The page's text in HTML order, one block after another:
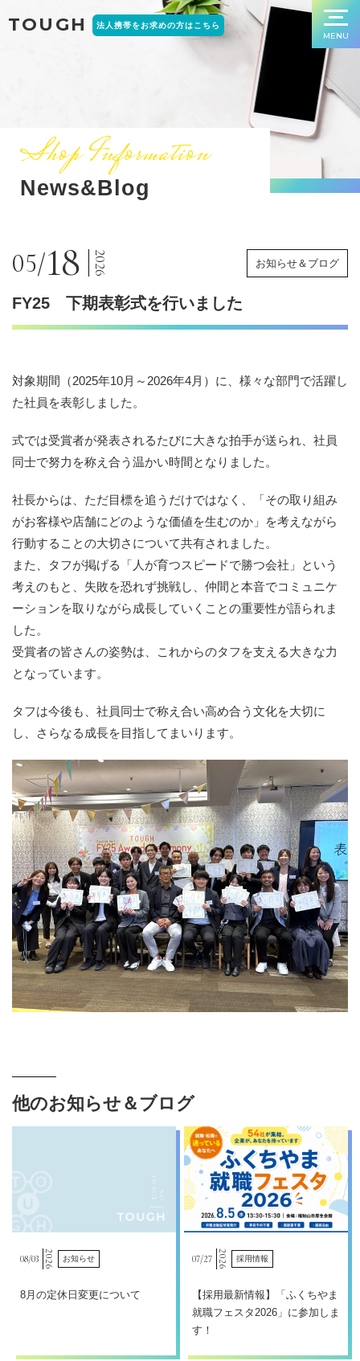
TOUGH 法人携帯をお求めの方はこちら
MENU
Shop Information
News&Blog
05/18 2026 お知らせ＆ブログ
FY25 下期表彰式を行いました
対象期間（2025年10月～2026年4月）に、様々な部門で活躍し
た社員を表彰しました。
式では受賞者が発表されるたびに大きな拍手が送られ、社員
同士で努力を称え合う温かい時間となりました。
社長からは、ただ目標を追うだけではなく、「その取り組み
がお客様や店舗にどのような価値を生むのか」を考えながら
行動することの大切さについて共有されました。
また、タフが掲げる「人が育つスピードで勝つ会社」という
考えのもと、失敗を恐れず挑戦し、仲間と本音でコミュニケ
ーションを取りながら成長していくことの重要性が語られま
した。
受賞者の皆さんの姿勢は、これからのタフを支える大きな力
となっています。
タフは今後も、社員同士で称え合い高め合う文化を大切に
し、さらなる成長を目指してまいります。
他のお知らせ＆ブログ
08/03 2026 お知らせ
8月の定休日変更について
07/27 2026 採用情報
【採用最新情報】「ふくちやま
就職フェスタ2026」に参加しま
す！